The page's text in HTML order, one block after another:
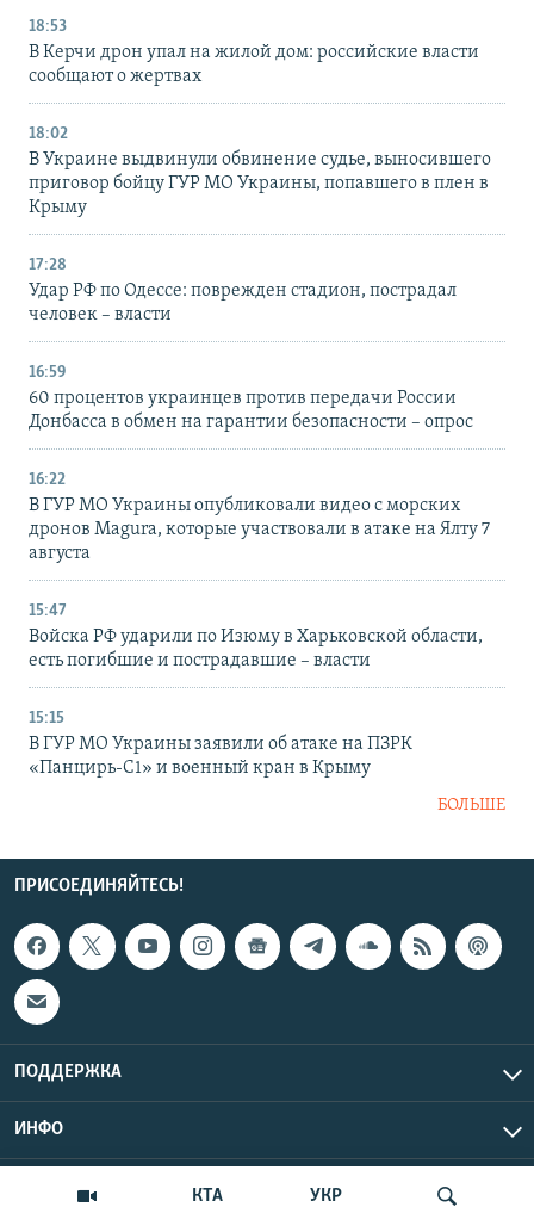
КТА УКР
18:53
В Керчи дрон упал на жилой дом: российские власти
сообщают о жертвах
18:02
В Украине выдвинули обвинение судье, выносившего
приговор бойцу ГУР МО Украины, попавшего в плен в
Крыму
17:28
Удар РФ по Одессе: поврежден стадион, пострадал
человек – власти
16:59
60 процентов украинцев против передачи России
Донбасса в обмен на гарантии безопасности – опрос
16:22
В ГУР МО Украины опубликовали видео с морских
дронов Magura, которые участвовали в атаке на Ялту 7
августа
15:47
Войска РФ ударили по Изюму в Харьковской области,
есть погибшие и пострадавшие – власти
15:15
В ГУР МО Украины заявили об атаке на ПЗРК
«Панцирь-С1» и военный кран в Крыму
БОЛЬШЕ
ПРИСОЕДИНЯЙТЕСЬ!
ПОДДЕРЖКА
ИНФО
Copyright Крым.Реалии, 2026 | Все права защищены.
UTC+3